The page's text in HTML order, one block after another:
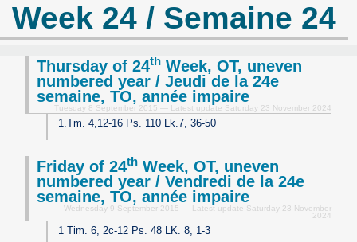
Week 24 / Semaine 24
Thursday of 24th Week, OT, uneven
numbered year / Jeudi de la 24e
semaine, TO, année impaire
Tuesday 8 September 2015 — Latest update Saturday 23 November 2024
1.Tm. 4,12-16 Ps. 110 Lk.7, 36-50
Friday of 24th Week, OT, uneven
numbered year / Vendredi de la 24e
semaine, TO, année impaire
Wednesday 9 September 2015 — Latest update Saturday 23 November
2024
1 Tim. 6, 2c-12 Ps. 48 LK. 8, 1-3